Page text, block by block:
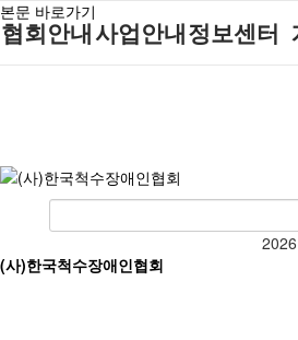
본문 바로가기
(사)한국척수장애인협회
협회안내
조직도
찾아오시는길
사업안내
척수장애인직
업재활
척수재활연구
정보센터